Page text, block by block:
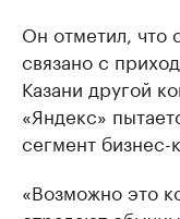
Он отметил, что
связано с
Казани другой
«Яндекс»
сегмент бизнес-
«Возможно это